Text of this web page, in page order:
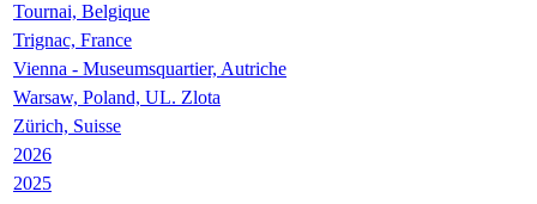
Tournai, Belgique
Trignac, France
Vienna - Museumsquartier, Autriche
Warsaw, Poland, UL. Zlota
Zürich, Suisse
2026
2025